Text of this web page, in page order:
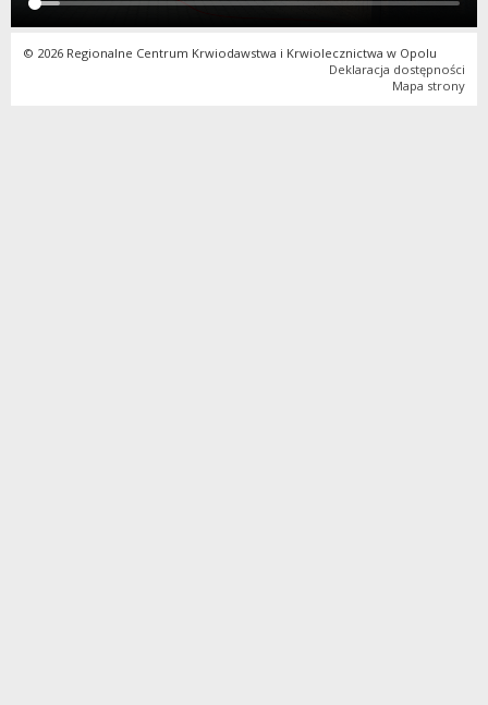
© 2026 Regionalne Centrum Krwiodawstwa i Krwiolecznictwa w Opolu
Deklaracja dostępności
Mapa strony